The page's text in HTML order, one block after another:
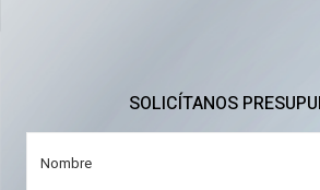
SOLICÍTANOS